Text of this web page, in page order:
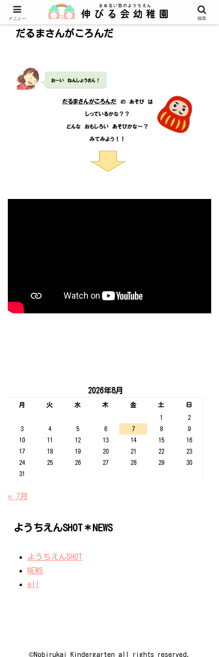
だるまさんがころんだ
2026年8月
月 火 水 木 金 土
日
1
2
3
4 5 6 7 8
9
10
11 12 13 14 15
16
17
18 19 20 21 22
23
24
25 26 27 28 29
30
31
« 7月
ようちえんSHOT＊NEWS
ようちえんSHOT
NEWS
all
©️Nobirukai Kindergarten all rights reserved.
メニュー 検索